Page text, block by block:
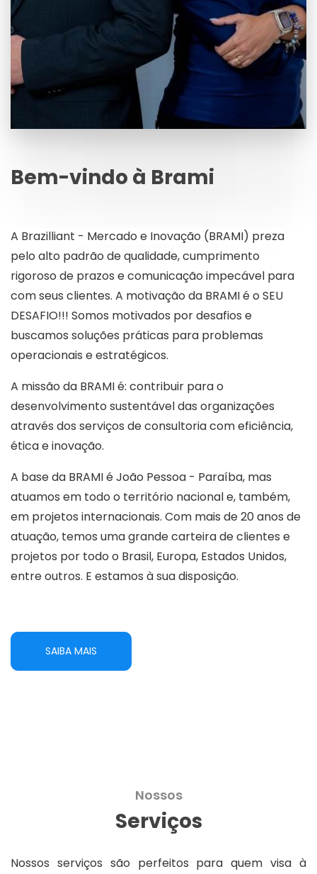
Bem-vindo à Brami
A Brazilliant - Mercado e Inovação (BRAMI) preza
pelo alto padrão de qualidade, cumprimento
rigoroso de prazos e comunicação impecável para
com seus clientes. A motivação da BRAMI é o SEU
DESAFIO!!! Somos motivados por desafios e
buscamos soluções práticas para problemas
operacionais e estratégicos.
A missão da BRAMI é: contribuir para o
desenvolvimento sustentável das organizações
através dos serviços de consultoria com eficiência,
ética e inovação.
A base da BRAMI é João Pessoa - Paraíba, mas
atuamos em todo o território nacional e, também,
em projetos internacionais. Com mais de 20 anos de
atuação, temos uma grande carteira de clientes e
projetos por todo o Brasil, Europa, Estados Unidos,
entre outros. E estamos à sua disposição.
SAIBA MAIS
Nossos
Serviços
Nossos serviços são perfeitos para quem visa à